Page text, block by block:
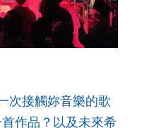
次接觸妳音樂的歌
作品？以及未來希